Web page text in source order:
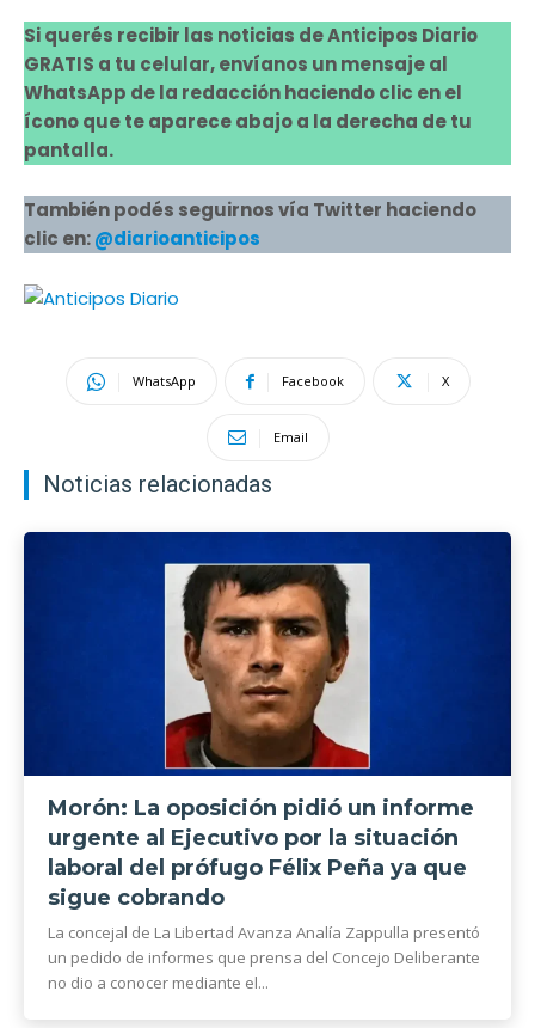
Si querés recibir las noticias de Anticipos Diario
GRATIS a tu celular, envíanos un mensaje al
WhatsApp de la redacción haciendo clic en el
ícono que te aparece abajo a la derecha de tu
pantalla.
También podés seguirnos vía Twitter haciendo
clic en:@diarioanticipos
WhatsApp Facebook X
Email
Noticias relacionadas
Morón: La oposición pidió un informe
urgente al Ejecutivo por la situación
laboral del prófugo Félix Peña ya que
sigue cobrando
La concejal de La Libertad Avanza Analía Zappulla presentó
un pedido de informes que prensa del Concejo Deliberante
no dio a conocer mediante el...